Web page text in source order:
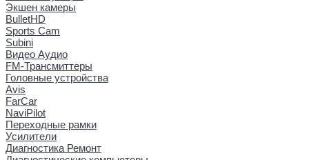
Экшен камеры
BulletHD
Sports Cam
Subini
Видео Аудио
FM-Трансмиттеры
Головные устройства
Avis
FarCar
NaviPilot
Переходные рамки
Усилители
Диагностика Ремонт